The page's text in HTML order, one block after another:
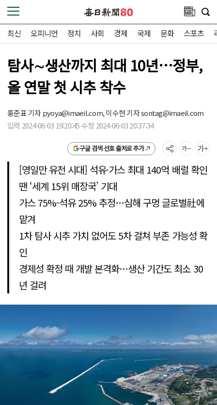
최신 오피니언 정치 사회 경제 국제 문화 스포츠
탐사∼생산까지 최대 10년…정부,
올 연말 첫 시추 착수
홍준표 기자pyoya@imaeil.com,이수현 기자sontag@imaeil.com
입력 2024-06-03 19:20:45 수정 2024-06-03 20:37:34
구글 검색 선호 출처로 추가
[영일만 유전 시대] 석유·가스 최대 140억 배럴 확인
땐 ‘세계 15위 매장국’ 기대
가스 75%-석유 25% 추정…심해 구멍 글로벌社에
맡겨
1차 탐사 시추 가치 없어도 5차 걸쳐 부존 가능성 확
인
경제성 확정 때 개발 본격화…생산 기간도 최소 30
년 걸려